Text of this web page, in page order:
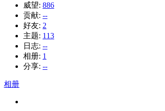
威望: 886
贡献: --
好友: 2
主题: 113
日志: --
相册: 1
分享: --
相册